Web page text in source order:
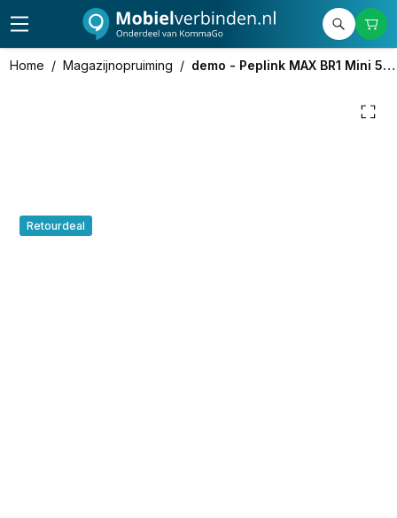
Home / Magazijnopruiming / demo - Peplink MAX BR1 Mini 5G met WiFi
Retourdeal
excl. btw
700,59 incl. btw